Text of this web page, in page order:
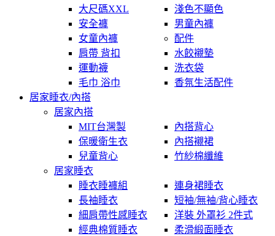
大尺碼XXL
淺色不顯色
安全褲
男童內褲
女童內褲
配件
肩帶 背扣
水餃襯墊
運動襪
洗衣袋
毛巾 浴巾
香氛生活配件
居家睡衣/內搭
居家內搭
MIT台灣製
內搭背心
保暖衛生衣
內搭襯裙
兒童背心
竹紗棉纖維
居家睡衣
睡衣睡褲組
連身裙睡衣
長袖睡衣
短袖/無袖/背心睡衣
細肩帶性感睡衣
洋裝 外罩衫 2件式
經典棉質睡衣
柔滑緞面睡衣